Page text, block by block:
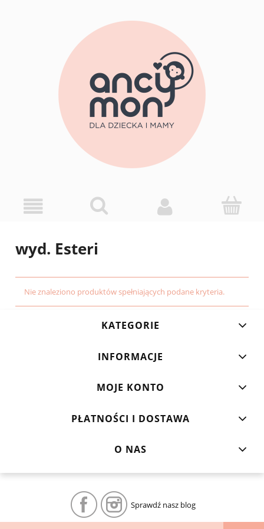
wyd. Esteri
Nie znaleziono produktów spełniających podane kryteria.
KATEGORIE
INFORMACJE
MOJE KONTO
PŁATNOŚCI I DOSTAWA
O NAS
Sprawdź nasz blog